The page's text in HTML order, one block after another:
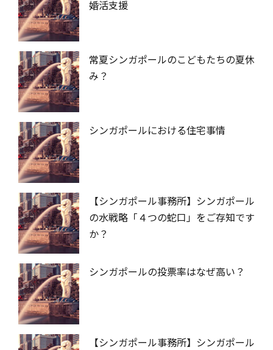
婚活支援
常夏シンガポールのこどもたちの夏休
み？
シンガポールにおける住宅事情
【シンガポール事務所】シンガポール
の水戦略「４つの蛇口」をご存知です
か？
シンガポールの投票率はなぜ高い？
【シンガポール事務所】シンガポール